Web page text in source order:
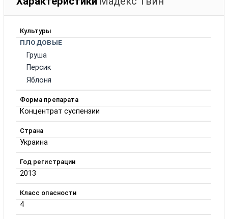
Культуры
ПЛОДОВЫЕ
Груша
Персик
Яблоня
Форма препарата
Концентрат суспензии
Страна
Украина
Год регистрации
2013
Класс опасности
4